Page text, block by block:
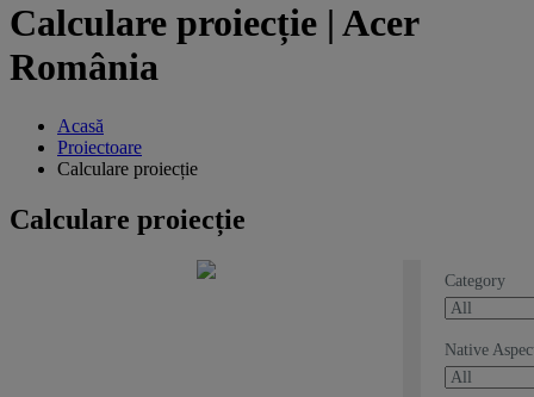
Calculare proiecție | Acer
România
Acasă
Proiectoare
Calculare proiecție
Calculare proiecție